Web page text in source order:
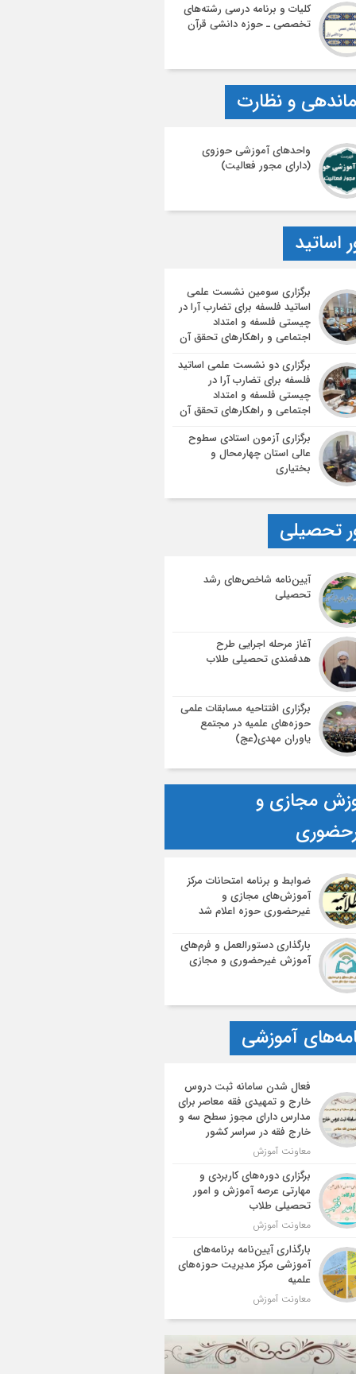
کلیات و برنامه درسی رشته‌های
تخصصی ـ حوزه دانشی قرآن
و نظارت
واحدهای آموزشی حوزوی
(دارای مجور فعالیت)
اساتید
برگزاری سومین نشست علمی
اساتید فلسفه برای تضارب آرا در
چیستی فلسفه و امتداد
اجتماعی و راهکارهای تحقق آن
برگزاری دو نشست علمی اساتید
فلسفه برای تضارب آرا در
چیستی فلسفه و امتداد
اجتماعی و راهکارهای تحقق آن
برگزاری آزمون استادی سطوح
عالی استان چهارمحال و
بختیاری
تحصیلی
آیین‌نامه شاخص‌های رشد
تحصیلی
آغاز مرحله اجرایی طرح
هدفمندی تحصیلی طلاب
برگزاری افتتاحیه مسابقات علمی
حوزه‌های علمیه در مجتمع
یاوران مهدی(عج)
مجازی و
ضوابط و برنامه امتحانات مرکز
آموزش‌های مجازی و
غیرحضوری حوزه اعلام شد
بارگذاری دستورالعمل و فرم‌های
آموزش غیرحضوری و مجازی
آموزشی
فعال شدن سامانه ثبت دروس
خارج و تمهیدی فقه معاصر برای
مدارس دارای مجوز سطح سه و
خارج فقه در سراسر کشور
معاونت آموزش
برگزاری دوره‌های کاربردی و
مهارتی عرصه آموزش و امور
تحصیلی طلاب
معاونت آموزش
بارگذاری آیین‌نامه برنامه‌های
آموزشی مرکز مدیریت حوزه‌های
علمیه
معاونت آموزش